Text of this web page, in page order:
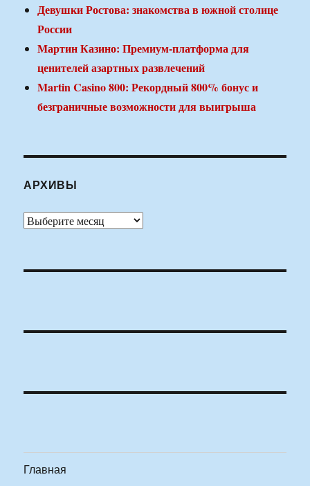
Девушки Ростова: знакомства в южной столице
России
Мартин Казино: Премиум-платформа для
ценителей азартных развлечений
Martin Casino 800: Рекордный 800% бонус и
безграничные возможности для выигрыша
АРХИВЫ
Архивы
Главная